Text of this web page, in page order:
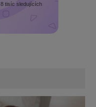
8 tisíc sledujících